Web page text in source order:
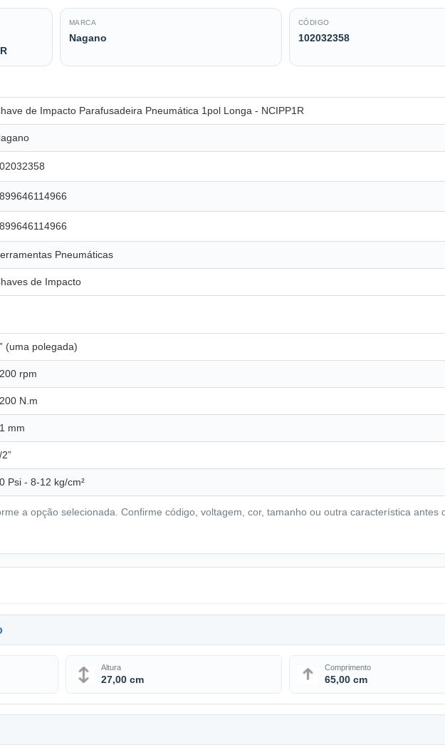
MARCA
Nagano
CÓDIGO
102032358
de Impacto Parafusadeira Pneumática 1pol Longa - NCIPP1R
Pneumáticas
de Impacto
(uma polegada)
rpm
N.m
mm
Psi - 8-12 kg/cm²
a opção selecionada. Confirme código, voltagem, cor, tamanho ou outra característica antes
Altura
27,00 cm
Comprimento
65,00 cm